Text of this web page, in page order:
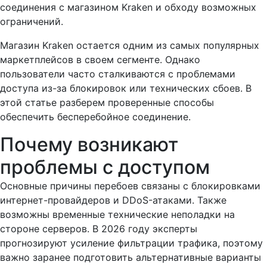
соединения с магазином Kraken и обходу возможных
ограничений.
Магазин Kraken остается одним из самых популярных
маркетплейсов в своем сегменте. Однако
пользователи часто сталкиваются с проблемами
доступа из-за блокировок или технических сбоев. В
этой статье разберем проверенные способы
обеспечить бесперебойное соединение.
Почему возникают
проблемы с доступом
Основные причины перебоев связаны с блокировками
интернет-провайдеров и DDoS-атаками. Также
возможны временные технические неполадки на
стороне серверов. В 2026 году эксперты
прогнозируют усиление фильтрации трафика, поэтому
важно заранее подготовить альтернативные варианты